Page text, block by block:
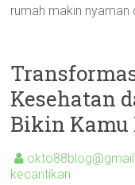
rumah makin nyaman
Kesehatan
Bikin
kecantikan